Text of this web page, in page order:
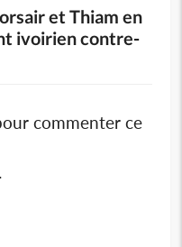
et Thiam en
ivoirien contre-
commenter ce